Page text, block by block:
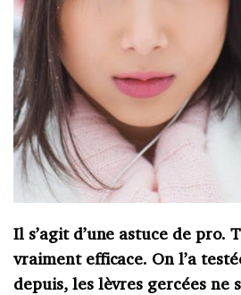
Il s’agit d’une astuce de pro.
vraiment efficace. On l’a
depuis, les lèvres gercées ne